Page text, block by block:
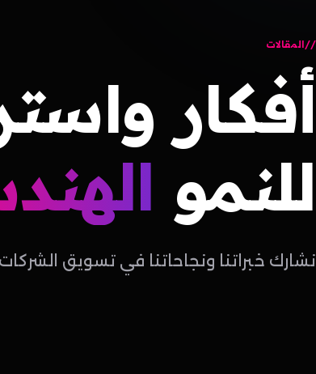
المقالات
أفكار
للنمو
نشارك خبراتنا ونجاحاتنا في تسويق